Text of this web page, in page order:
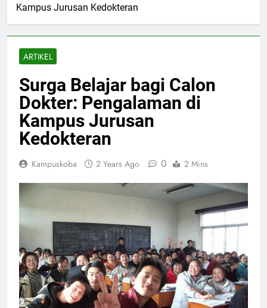
Kampus Jurusan Kedokteran
ARTIKEL
Surga Belajar bagi Calon
Dokter: Pengalaman di
Kampus Jurusan
Kedokteran
Kampuskoba 2 Years Ago 0 2 Mins